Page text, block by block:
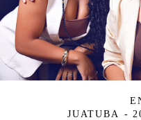
JUATUBA